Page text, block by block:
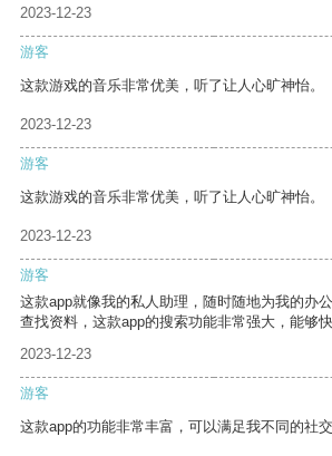
2023-12-23
游客
这款游戏的音乐非常优美，听了让人心旷神怡。
2023-12-23
游客
这款游戏的音乐非常优美，听了让人心旷神怡。
2023-12-23
游客
这款app就像我的私人助理，随时随地为我的办
查找资料，这款app的搜索功能非常强大，能够
2023-12-23
游客
这款app的功能非常丰富，可以满足我不同的社交